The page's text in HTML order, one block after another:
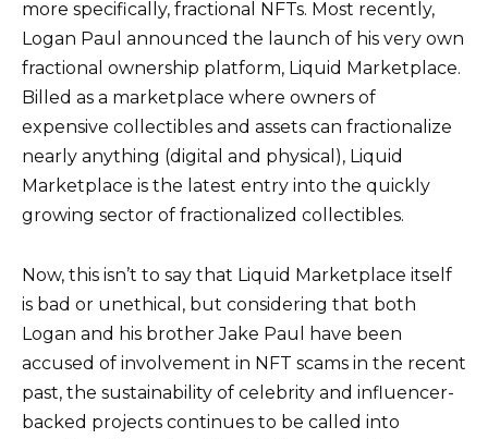
more specifically, fractional NFTs. Most recently,
Logan Paul announced the launch of his very own
fractional ownership platform, Liquid Marketplace.
Billed as a marketplace where owners of
expensive collectibles and assets can fractionalize
nearly anything (digital and physical), Liquid
Marketplace is the latest entry into the quickly
growing sector of fractionalized collectibles.
Now, this isn’t to say that Liquid Marketplace itself
is bad or unethical, but considering that both
Logan and his brother Jake Paul have been
accused of involvement in NFT scams in the recent
past, the sustainability of celebrity and influencer-
backed projects continues to be called into